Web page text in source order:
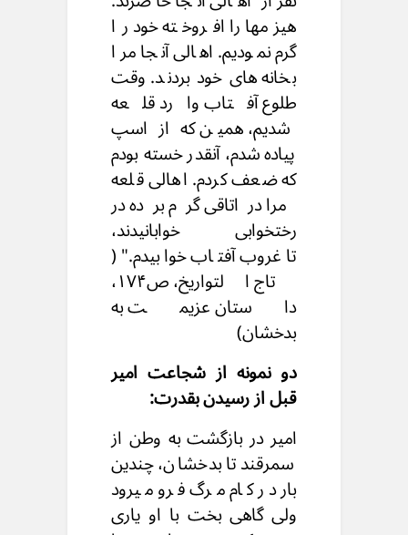
هیزمها را افروخته خود را
گرم نمودیم. اهالی آنجا مرا
بخانه های خود بردند. وقت
طلوع آفتاب وارد قلعه
شدیم، همین که از اسپ
پیاده شدم، آنقدر خسته بودم
که ضعف کردم. اهالی قلعه
مرا دراتاقی گرم برده در
رختخوابی خوابانیدند،
تاغروب آفتاب خوابیدم." (
تاج التواریخ، ص۱۷۴،
داستان عزیمت به
بدخشان)
دو نمونه از شجاعت امیر
قبل از رسیدن بقدرت:
امیر در بازگشت به وطن از
سمرقند تا بدخشان، چندین
بار در کام مرگ فرو میرود
ولی گاهی بخت با او یاری